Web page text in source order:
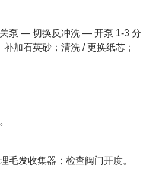
关泵 — 切换反冲洗 — 开泵 1-3 分
加石英砂；清洗 / 更换纸芯；
毛发收集器；检查阀门开度。